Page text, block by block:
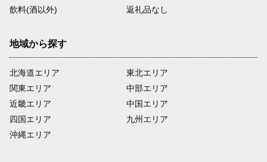
飲料(酒以外)
返礼品なし
地域から探す
北海道エリア
関東エリア
近畿エリア
四国エリア
沖縄エリア
東北エリア
中部エリア
中国エリア
九州エリア